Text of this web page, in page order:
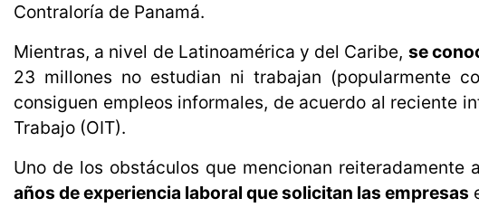
Contraloría de Panamá.
Mientras, a nivel de Latinoamérica y del Caribe, se
23 millones no estudian ni trabajan (popularmente
consiguen empleos informales, de acuerdo al reciente
Trabajo (OIT).
Uno de los obstáculos que mencionan reiteradamente
años de experiencia laboral que solicitan las empresas